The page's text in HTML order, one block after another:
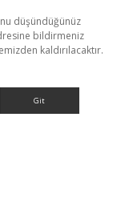
düşündüğünüz
bildirmeniz
kaldırılacaktır.